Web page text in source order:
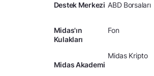
Destek Merkezi
Midas'ın
Kulakları
Midas Akademi
ABD Borsaları
Fon
Midas Kripto